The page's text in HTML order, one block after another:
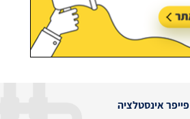
פייפר אינסטלציה